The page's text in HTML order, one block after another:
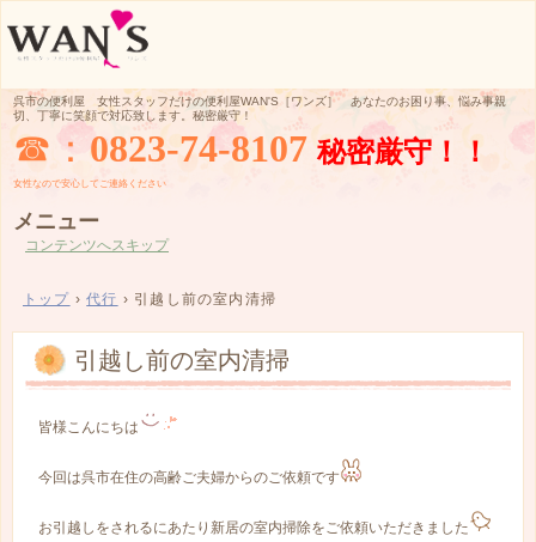
呉市の便利屋 女性スタッフだけの便利屋WAN'S［ワンズ］ あなたのお困り事、悩み事親
切、丁寧に笑顔で対応致します。秘密厳守！
☎： 0823-74-8107 秘密厳守！！
女性なので安心してご連絡ください
メニュー
コンテンツへスキップ
トップ › 代行 › 引越し前の室内清掃
引越し前の室内清掃
皆様こんにちは
今回は呉市在住の高齢ご夫婦からのご依頼です
お引越しをされるにあたり新居の室内掃除をご依頼いただきました